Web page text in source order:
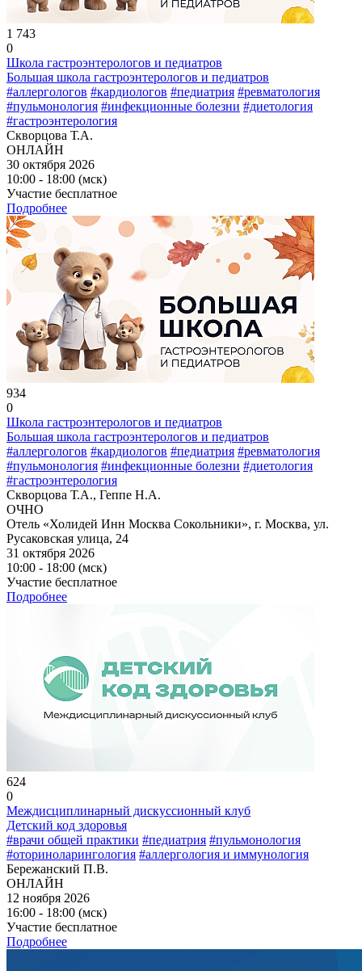
1 743
0
Школа гастроэнтерологов и педиатров
Большая школа гастроэнтерологов и педиатров
#аллергологов #кардиологов #педиатрия #ревматология
#пульмонология #инфекционные болезни #диетология
#гастроэнтерология
Скворцова Т.А.
ОНЛАЙН
30 октября 2026
10:00 - 18:00 (мск)
Участие бесплатное
Подробнее
934
0
Школа гастроэнтерологов и педиатров
Большая школа гастроэнтерологов и педиатров
#аллергологов #кардиологов #педиатрия #ревматология
#пульмонология #инфекционные болезни #диетология
#гастроэнтерология
Скворцова Т.А., Геппе Н.А.
ОЧНО
Отель «Холидей Инн Москва Сокольники», г. Москва, ул.
Русаковская улица, 24
31 октября 2026
10:00 - 18:00 (мск)
Участие бесплатное
Подробнее
624
0
Междисциплинарный дискуссионный клуб
Детский код здоровья
#врачи общей практики #педиатрия #пульмонология
#оториноларингология #аллергология и иммунология
Бережанский П.В.
ОНЛАЙН
12 ноября 2026
16:00 - 18:00 (мск)
Участие бесплатное
Подробнее